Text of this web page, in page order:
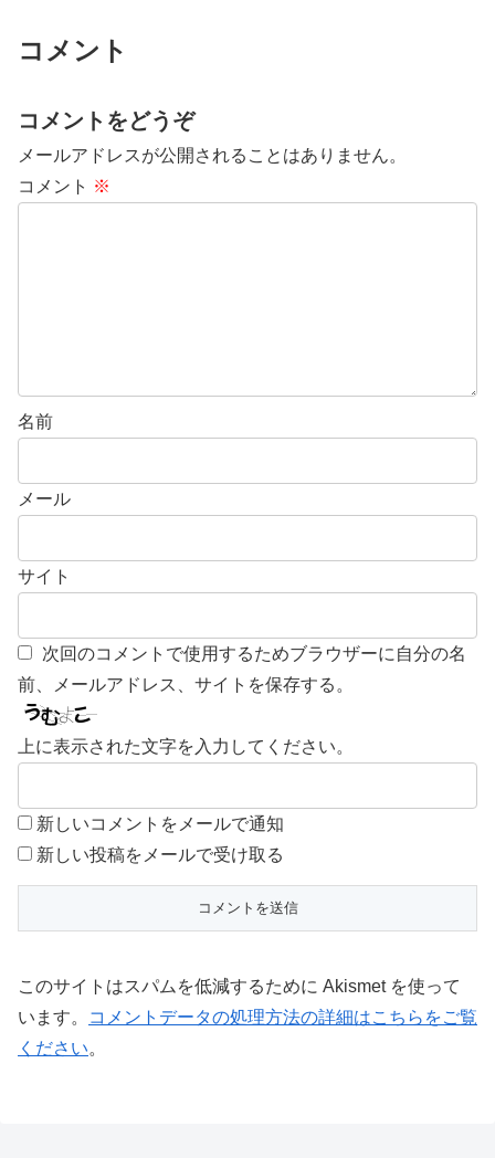
コメント
コメントをどうぞ
メールアドレスが公開されることはありません。
コメント ※
名前
メール
サイト
次回のコメントで使用するためブラウザーに自分の名
前、メールアドレス、サイトを保存する。
上に表示された文字を入力してください。
新しいコメントをメールで通知
新しい投稿をメールで受け取る
このサイトはスパムを低減するために Akismet を使って
います。
コメントデータの処理方法の詳細はこちらをご覧
ください。